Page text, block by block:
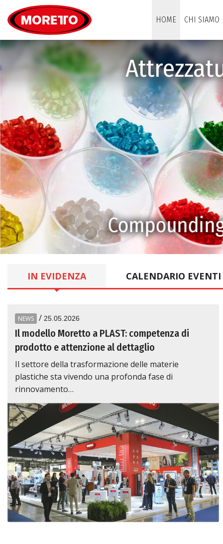
HOME
CHI SIAMO
IN EVIDENZA CALENDARIO EVENTI
NEWS / 25.05.2026
Il modello Moretto a PLAST: competenza di
prodotto e attenzione al dettaglio
Il settore della trasformazione delle materie
plastiche sta vivendo una profonda fase di
rinnovamento…